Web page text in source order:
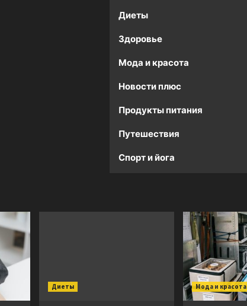
Диеты
Здоровье
Мода и красота
Новости плюс
Продукты питания
Путешествия
Спорт и йога
Диеты Мода и красота